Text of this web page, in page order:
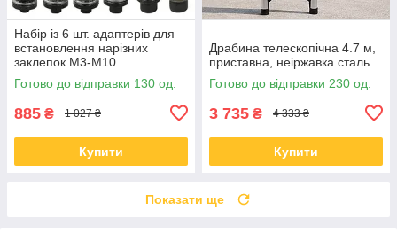
Набір із 6 шт. адаптерів для
встановлення нарізних
заклепок М3-М10
Готово до відправки 130 од.
885 ₴ 1 027 ₴
Купити
Драбина телескопічна 4.7 м,
приставна, неіржавка сталь
Готово до відправки 230 од.
3 735 ₴ 4 333 ₴
Купити
Показати ще